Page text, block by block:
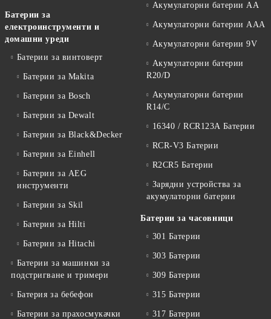
Батерии за
електроинструменти и
домашни уреди
Батерии за винтоверт
Батерии за Makita
Батерии за Bosch
Батерии за Dewalt
Батерии за Black&Decker
Батерии за Einhell
Батерии за AEG
инструменти
Батерии за Skil
Батерии за Hilti
Батерии за Hitachi
Батерии за машинки за
подстригване и тримери
Батерия за бебефон
Батерии за прахосмукачки
Акумулаторни батерии АА
Акумулаторни батерии AAA
Акумулаторни батерии 9V
Акумулаторни батерии
R20/D
Акумулаторни батерии
R14/C
16340 / RCR123A Батерии
RCR-V3 Батерии
R2CR5 Батерии
Зарядни устройства за
акумулаторни батерии
Батерии за часовници
301 Батерии
303 Батерии
309 Батерии
315 Батерии
317 Батерии